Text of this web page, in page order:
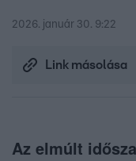
2026. január 30. 9:22
Link másolása
Az elmúlt